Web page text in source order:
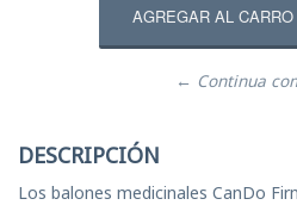
← Continua
DESCRIPCIÓN
Los balones medicinales CanDo